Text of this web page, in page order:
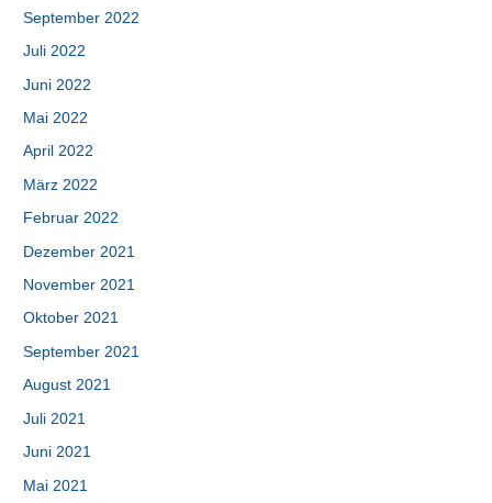
September 2022
Juli 2022
Juni 2022
Mai 2022
April 2022
März 2022
Februar 2022
Dezember 2021
November 2021
Oktober 2021
September 2021
August 2021
Juli 2021
Juni 2021
Mai 2021